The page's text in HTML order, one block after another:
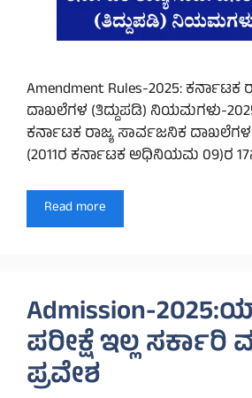
Amendment Rules-2025:
ದಾಖಲೆಗಳ (ತಿದ್ದುಪಡಿ) ನಿಯಮಗಳು-
ಕರ್ನಾಟಕ ರಾಜ್ಯ ಸಾರ್ವಜನಿಕ
(2011ರ ಕರ್ನಾಟಕ ಅಧಿನಿಯಮ 09)ರ
Read more
Admission-
ಪರೀಕ್ಷೆ ಇಲ್ಲ ಸರ್ಕಾರಿ
ಪ್ರವೇಶ